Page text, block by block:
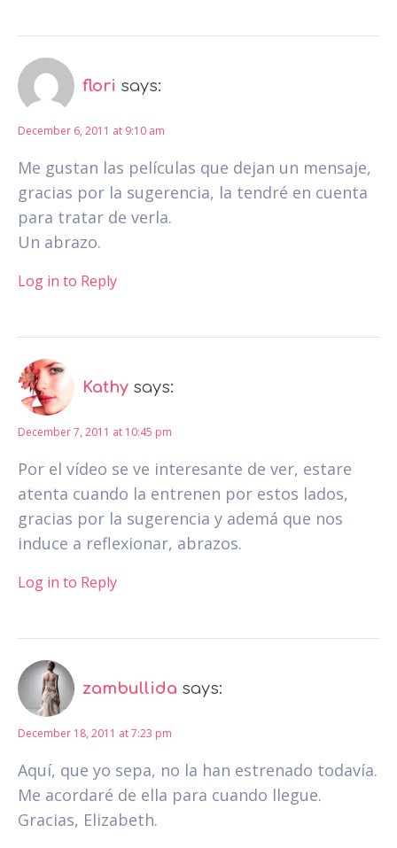
flori says:
December 6, 2011 at 9:10 am
Me gustan las películas que dejan un mensaje,
gracias por la sugerencia, la tendré en cuenta
para tratar de verla.
Un abrazo.
Log in to Reply
Kathy says:
December 7, 2011 at 10:45 pm
Por el vídeo se ve interesante de ver, estare
atenta cuando la entrenen por estos lados,
gracias por la sugerencia y ademá que nos
induce a reflexionar, abrazos.
Log in to Reply
zambullida says:
December 18, 2011 at 7:23 pm
Aquí, que yo sepa, no la han estrenado todavía.
Me acordaré de ella para cuando llegue.
Gracias, Elizabeth.